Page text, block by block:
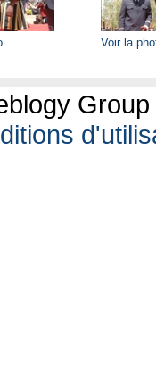
Voir la